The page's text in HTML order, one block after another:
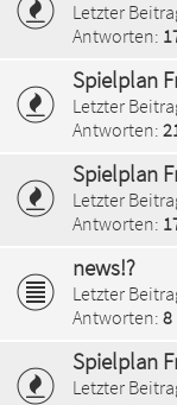
Letzter
Antworten:
Spielplan
Letzter
Antworten:
Spielplan
Letzter
Antworten:
news!?
Letzter
Antworten: 8
Spielplan
Letzter